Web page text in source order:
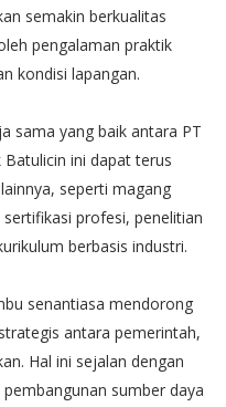
semakin berkualitas
pengalaman praktik
kondisi lapangan.
sama yang baik antara PT
ini dapat terus
seperti magang
profesi, penelitian
berbasis industri.
senantiasa mendorong
antara pemerintah,
Hal ini sejalan dengan
sumber daya